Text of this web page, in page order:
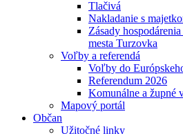
Tlačivá
Nakladanie s
Zásady
mesta Turzovka
Voľby a referendá
Voľby do
Referendum 2026
Komunálne a župné
Mapový portál
Občan
Užitočné linky